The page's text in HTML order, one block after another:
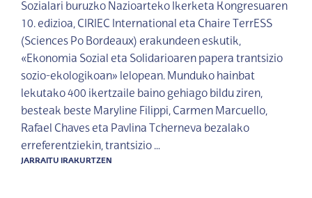
Sozialari buruzko Nazioarteko Ikerketa Kongresuaren
10. edizioa, CIRIEC International eta Chaire TerrESS
(Sciences Po Bordeaux) erakundeen eskutik,
«Ekonomia Sozial eta Solidarioaren papera trantsizio
sozio-ekologikoan» lelopean. Munduko hainbat
lekutako 400 ikertzaile baino gehiago bildu ziren,
besteak beste Maryline Filippi, Carmen Marcuello,
Rafael Chaves eta Pavlina Tcherneva bezalako
erreferentziekin, trantsizio …
JARRAITU IRAKURTZEN